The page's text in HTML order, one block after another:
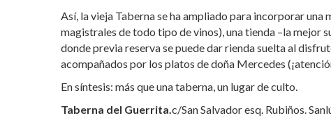
Así, la vieja Taberna se ha ampliado para incorporar
magistrales de todo tipo de vinos), una tienda –la mejor
donde previa reserva se puede dar rienda suelta al
acompañados por los platos de doña Mercedes
En síntesis: más que una taberna, un lugar de culto.
Taberna del Guerrita.c/San Salvador esq. Rubiños.